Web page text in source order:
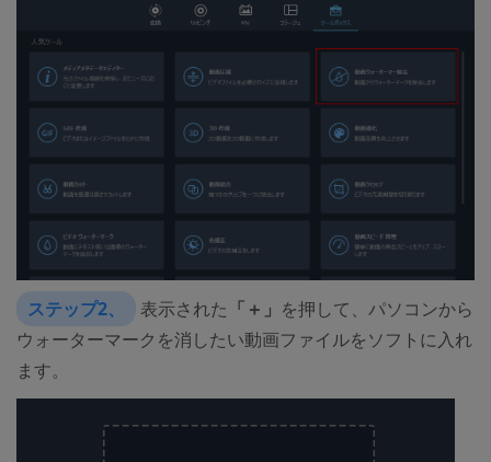
ステップ2、 表示された 「＋」 を押して、パソコンから
ウォーターマークを消したい動画ファイルをソフトに入れ
ます。